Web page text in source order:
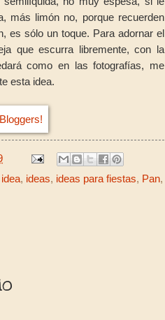
más limón no, porque recuerden
es sólo un toque. Para adornar el
que escurra libremente, con la
como en las fotografías, me
esta idea.
idea, ideas, ideas para fiestas, Pan,